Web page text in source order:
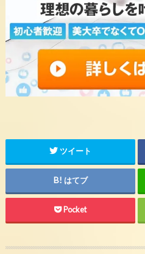
ツイート
はてブ
Pocket